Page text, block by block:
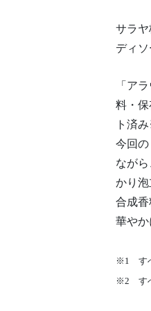
サラ
ディ
「ア
料・
ト済
今回
なが
かり泡
合成
華やか
※1 すべ
※2 すべ